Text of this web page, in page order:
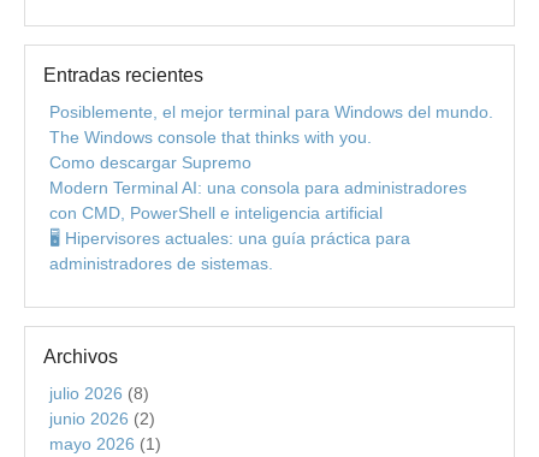
Entradas recientes
Posiblemente, el mejor terminal para Windows del mundo.
The Windows console that thinks with you.
Como descargar Supremo
Modern Terminal AI: una consola para administradores
con CMD, PowerShell e inteligencia artificial
🖥️ Hipervisores actuales: una guía práctica para
administradores de sistemas.
Archivos
julio 2026 (8)
junio 2026 (2)
mayo 2026 (1)